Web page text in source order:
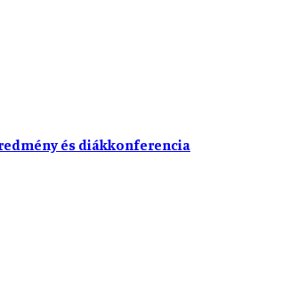
és diákkonferencia